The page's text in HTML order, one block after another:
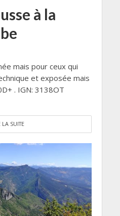
à la
mais pour ceux qui
et exposée mais
. IGN: 3138OT
LA SUITE